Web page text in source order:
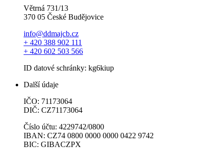
Větrná 731/13
370 05 České Budějovice
info@ddmajcb.cz
+ 420 388 902 111
+ 420 602 503 566
ID datové schránky: kg6kiup
Další údaje
IČO: 71173064
DIČ: CZ71173064
Číslo účtu: 4229742/0800
IBAN: CZ74 0800 0000 0000 0422 9742
BIC: GIBACZPX